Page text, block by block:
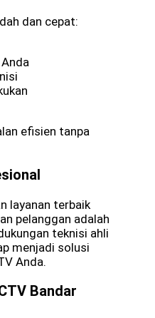
dan cepat:
efisien tanpa
layanan terbaik
pelanggan adalah
teknisi ahli
menjadi solusi
Anda.
Bandar